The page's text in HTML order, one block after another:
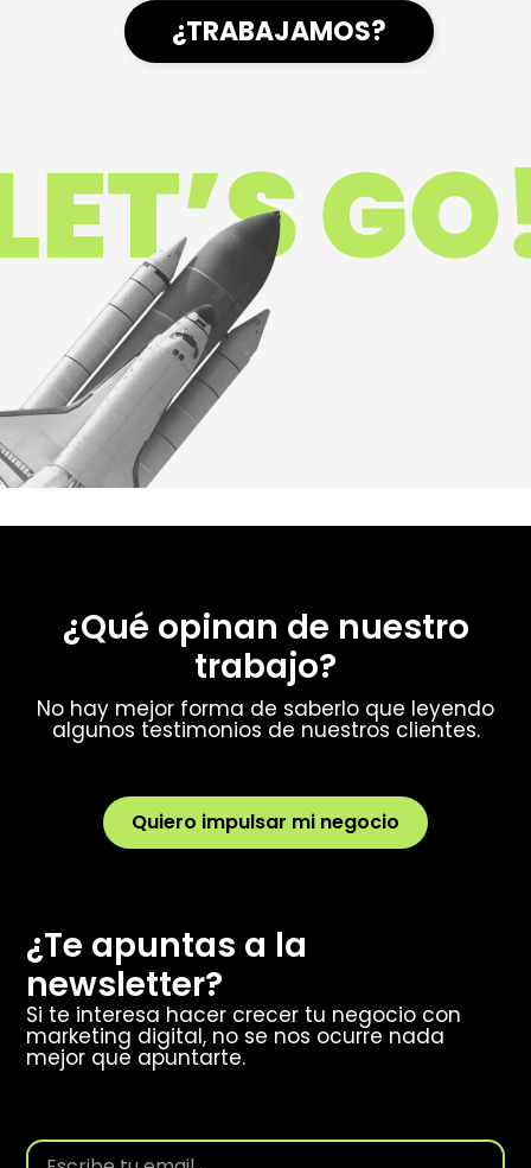
¿TRABAJAMOS?
¿Qué opinan de nuestro
trabajo?
No hay mejor forma de saberlo que leyendo
algunos testimonios de nuestros clientes.
Quiero impulsar mi negocio
¿Te apuntas a la
newsletter?
Si te interesa hacer crecer tu negocio con
marketing digital, no se nos ocurre nada
mejor que apuntarte.